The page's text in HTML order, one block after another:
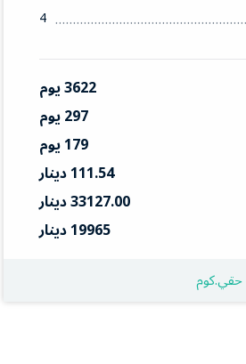
4
3622 يوم
297 يوم
179 يوم
111.54 دينار
33127.00 دينار
19965 دينار
حقي.كوم